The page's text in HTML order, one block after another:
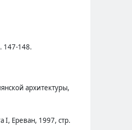
147-148.
архитектуры,
I, Ереван, 1997, стр.